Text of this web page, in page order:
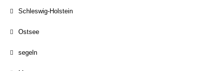
Schleswig-Holstein
Ostsee
segeln